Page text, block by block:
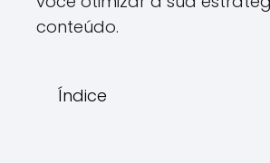
conteúdo.
Índice